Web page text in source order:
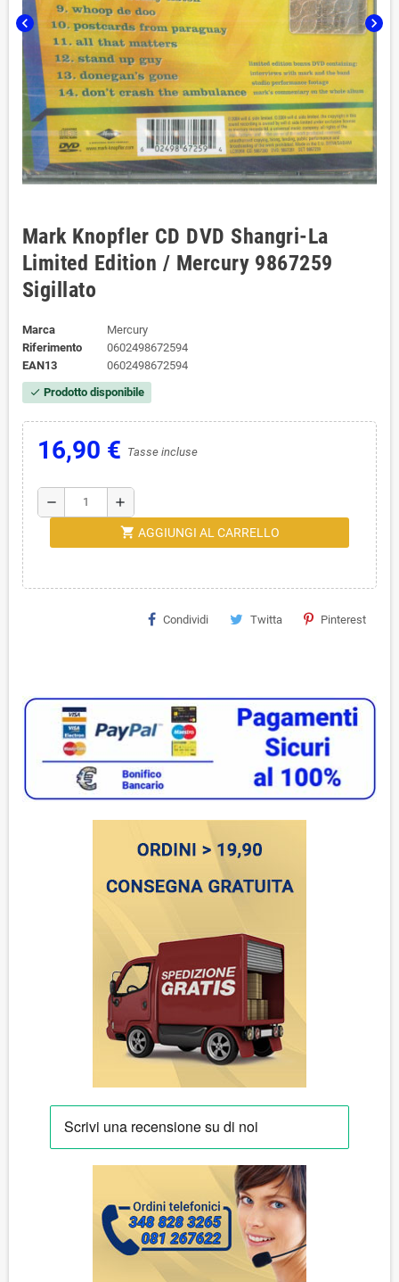
chevron_left chevron_right
Mark Knopfler CD DVD Shangri-La
Limited Edition / Mercury 9867259
Sigillato
Marca
Mercury ‎
Riferimento
0602498672594
EAN13
0602498672594
check Prodotto disponibile
16,90 € Tasse incluse
remove add
shopping_cart AGGIUNGI AL CARRELLO
Condividi Twitta Pinterest